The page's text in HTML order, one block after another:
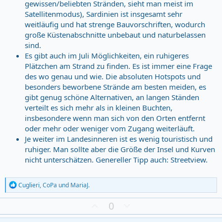
gewissen/beliebten Stränden, sieht man meist im
Satellitenmodus), Sardinien ist insgesamt sehr
weitläufig und hat strenge Bauvorschriften, wodurch
große Küstenabschnitte unbebaut und naturbelassen
sind.
Es gibt auch im Juli Möglichkeiten, ein ruhigeres
Plätzchen am Strand zu finden. Es ist immer eine Frage
des wo genau und wie. Die absoluten Hotspots und
besonders beworbene Strände am besten meiden, es
gibt genug schöne Alternativen, an langen Ständen
verteilt es sich mehr als in kleinen Buchten,
insbesondere wenn man sich von den Orten entfernt
oder mehr oder weniger vom Zugang weiterläuft.
Je weiter im Landesinneren ist es wenig touristisch und
ruhiger. Man sollte aber die Größe der Insel und Kurven
nicht unterschätzen. Genereller Tipp auch: Streetview.
R
e
a
t
Cuglieri,CoPa und MariaJ.
u
0
o